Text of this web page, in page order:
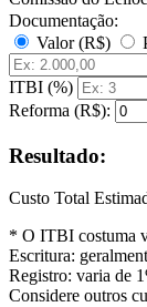
Documentação:
Valor (R$)
ITBI (%)
Reforma (R$):
Resultado:
Custo Total
* O ITBI costuma
Escritura:
Registro: varia de
Considere outros